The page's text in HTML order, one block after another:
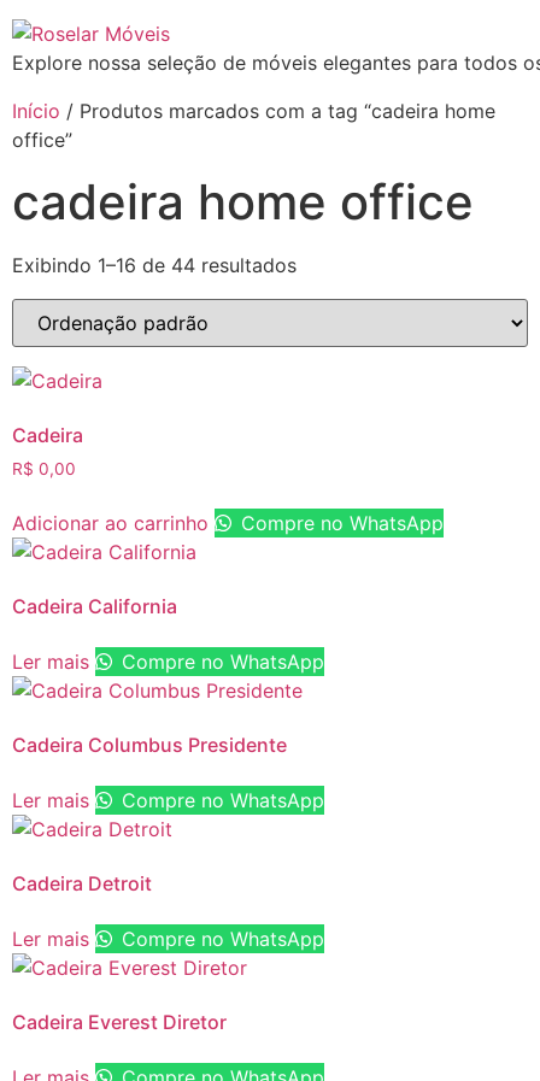
para
conteúdo
Explore nossa seleção de móveis elegantes para todos
Início / Produtos marcados com a tag “cadeira home
office”
cadeira home office
Exibindo 1–16 de 44 resultados
Cadeira
R$ 0,00
Adicionar ao carrinho Compre no WhatsApp
Cadeira California
Ler mais Compre no WhatsApp
Cadeira Columbus Presidente
Ler mais Compre no WhatsApp
Cadeira Detroit
Ler mais Compre no WhatsApp
Cadeira Everest Diretor